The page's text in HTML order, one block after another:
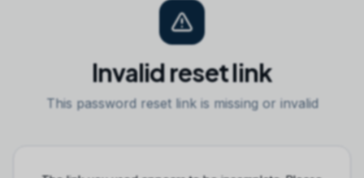
Invalid reset link
This password reset link is missing or invalid